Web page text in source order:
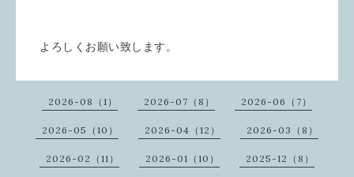
よろしくお願い致します。
2026-08（1） 2026-07（8） 2026-06（7）
2026-05（10） 2026-04（12） 2026-03（8）
2026-02（11） 2026-01（10） 2025-12（8）